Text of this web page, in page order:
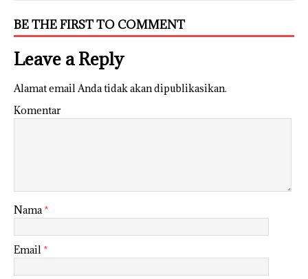
BE THE FIRST TO COMMENT
Leave a Reply
Alamat email Anda tidak akan dipublikasikan.
Komentar
Nama *
Email *